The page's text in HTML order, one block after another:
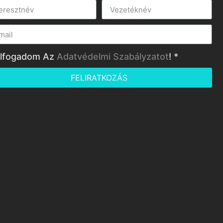
Az Adatvédelmi Szabályzatot! *
FELIRATKOZÁS